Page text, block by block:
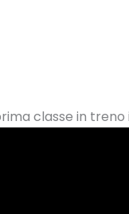
classe in treno